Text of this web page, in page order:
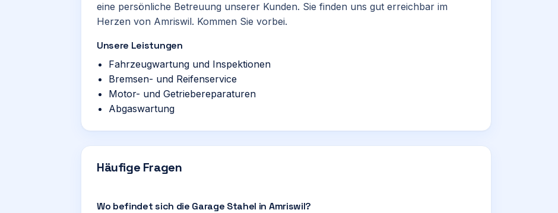
eine persönliche Betreuung unserer Kunden. Sie finden uns gut erreichbar im
Herzen von Amriswil. Kommen Sie vorbei.
Unsere Leistungen
Fahrzeugwartung und Inspektionen
Bremsen- und Reifenservice
Motor- und Getriebereparaturen
Abgaswartung
Häufige Fragen
Wo befindet sich die Garage Stahel in Amriswil?